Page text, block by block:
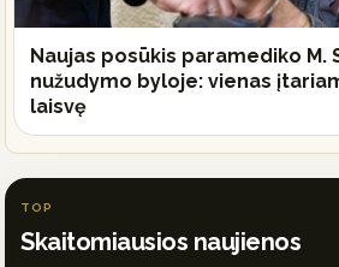
Naujas posūkis paramediko M.
nužudymo byloje: vienas
laisvę
TOP
Skaitomiausios naujienos